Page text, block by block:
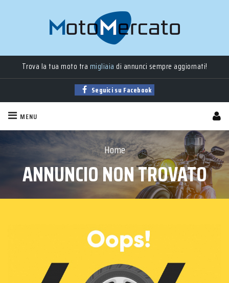
Trova la tua moto tra migliaia di annunci sempre aggiornati!
Seguici su Facebook
MENU
Home
ANNUNCIO NON TROVATO